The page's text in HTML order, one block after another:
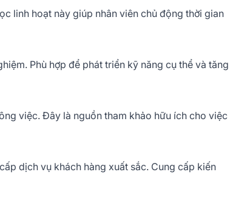
linh hoạt này giúp nhân viên chủ động thời gian
Phù hợp để phát triển kỹ năng cụ thể và tăng
việc. Đây là nguồn tham khảo hữu ích cho việc
dịch vụ khách hàng xuất sắc. Cung cấp kiến